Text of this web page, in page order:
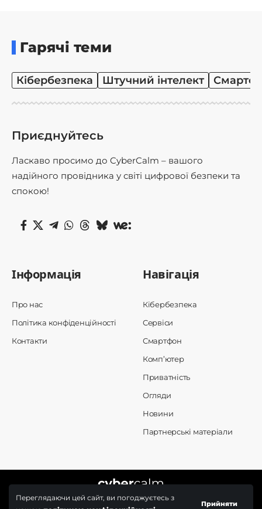
Переглядаючи цей сайт, ви погоджуєтесь з
Прийняти
Гарячі теми
Кібербезпека Штучний інтелект
Приєднуйтесь
Ласкаво просимо до CyberCalm – вашого
надійного провідника у світі цифрової безпеки та
спокою!
Інформація
Про нас
Політика конфіденційності
Контакти
Навігація
Кібербезпека
Сервіси
Смартфон
Комп’ютер
Приватність
Огляди
Новини
Партнерські матеріали